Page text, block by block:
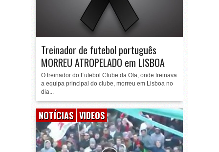
Treinador de futebol português
MORREU ATROPELADO em LISBOA
O treinador do Futebol Clube da Ota, onde treinava
a equipa principal do clube, morreu em Lisboa no
dia...
NOTÍCIAS VIDEOS